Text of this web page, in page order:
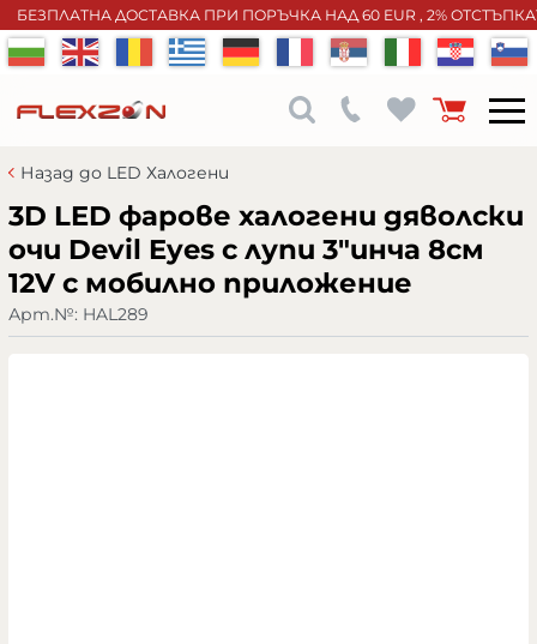
БЕЗПЛАТНА ДОСТАВКА ПРИ ПОРЪЧКА НАД 60 EUR , 2%
Назад до LED Халогени
3D LED фарове халогени дяволски
очи Devil Eyes с лупи 3"инча 8см
12V с мобилно приложение
Арт.№: HAL289